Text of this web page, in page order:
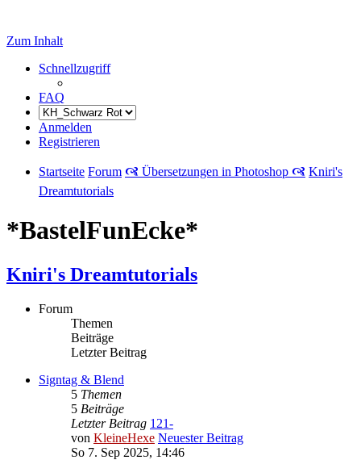
Zum Inhalt
Schnellzugriff
FAQ
Anmelden
Registrieren
Startseite Forum 🙧 Übersetzungen in Photoshop 🙧 Kniri's
Dreamtutorials
*BastelFunEcke*
Kniri's Dreamtutorials
Forum
Themen
Beiträge
Letzter Beitrag
Signtag & Blend
5 Themen
5 Beiträge
Letzter Beitrag 121-
von KleineHexe Neuester Beitrag
So 7. Sep 2025, 14:46